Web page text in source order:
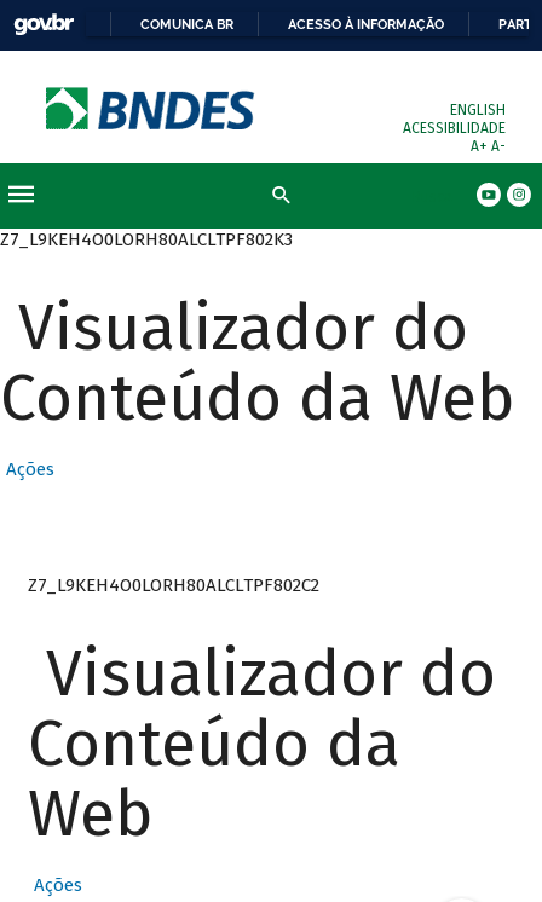
COMUNICA BR ACESSO À INFORMAÇÃO
ENGLISH
ACESSIBILIDADE
A+ A-
Z7_L9KEH4O0LORH80ALCLTPF802K3
Visualizador do
Conteúdo da Web
Ações
Z7_L9KEH4O0LORH80ALCLTPF802C2
Visualizador do
Conteúdo da
Web
Ações